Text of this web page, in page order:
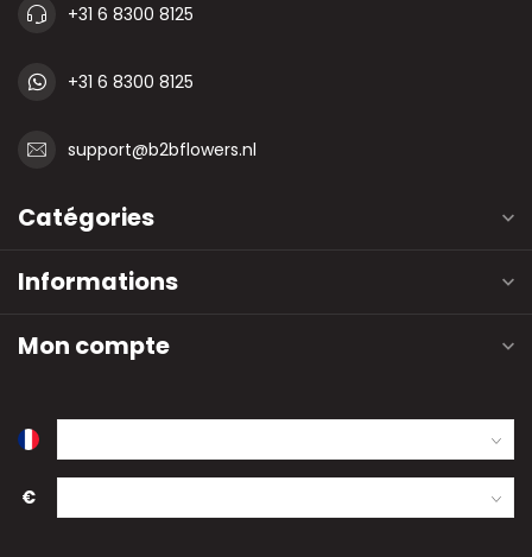
+31 6 8300 8125
+31 6 8300 8125
support@b2bflowers.nl
Catégories
Informations
Mon compte
€